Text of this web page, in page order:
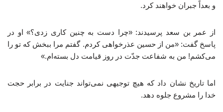
و بعداً جبران خواهند کرد.
از عمر بن سعد پرسیدند: «چرا دست به چنین کاری زدی؟» او در
پاسخ گفت: «من از حسین عذرخواهی کردم. گفتم مرا ببخش که تو را
می‌کشم! من به شفاعت جدّت در روز قیامت دل بسته‌ام.»
اما تاریخ نشان داد که هیچ توجیهی نمی‌تواند جنایت در برابر حجت
خدا را مشروع جلوه دهد.